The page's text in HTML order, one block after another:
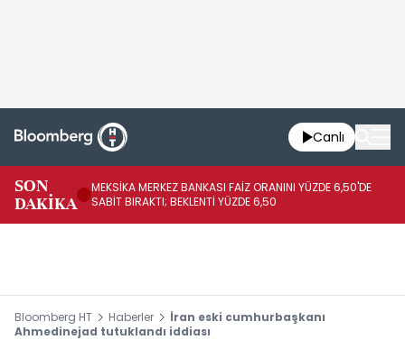
Canlı
SON
DAKİKA
MEKSİKA MERKEZ BANKASI FAİZ ORANINI YÜZDE 6,50'DE
SABİT BIRAKTI; BEKLENTİ YÜZDE 6,50
Bloomberg HT Haberler
İran eski cumhurbaşkanı
Ahmedinejad tutuklandı iddiası